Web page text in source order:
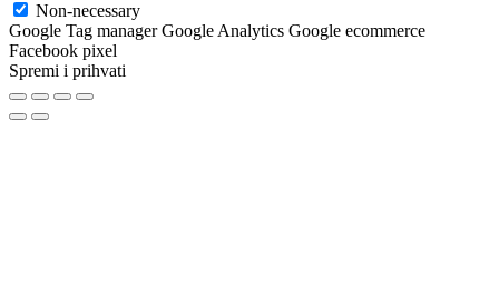
Non-necessary
Google Tag manager Google Analytics Google ecommerce
Facebook pixel
Spremi i prihvati